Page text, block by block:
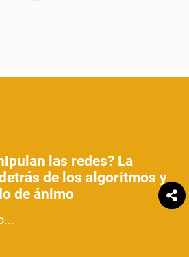
las redes? La
de los algoritmos y
de ánimo